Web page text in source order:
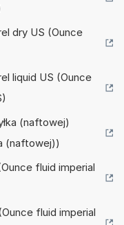
dry US (Ounce
liquid US (Ounce
(naftowej)
(naftowej))
fluid imperial
fluid imperial